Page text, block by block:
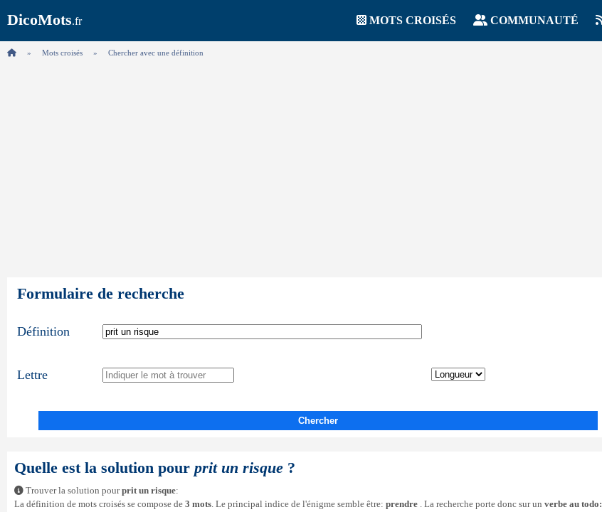
DicoMots.fr MOTS CROISÉS COMMUNAUTÉ
Mots croisés Chercher avec une définition
Formulaire de recherche
Définition
Lettre
Chercher
Quelle est la solution pour prit un risque ?
Trouver la solution pourprit un risque:
La définition de mots croisés se compose de 3 mots. Le principal indice de l'énigme semble être: prendre . La recherche porte donc sur un verbe au todo: